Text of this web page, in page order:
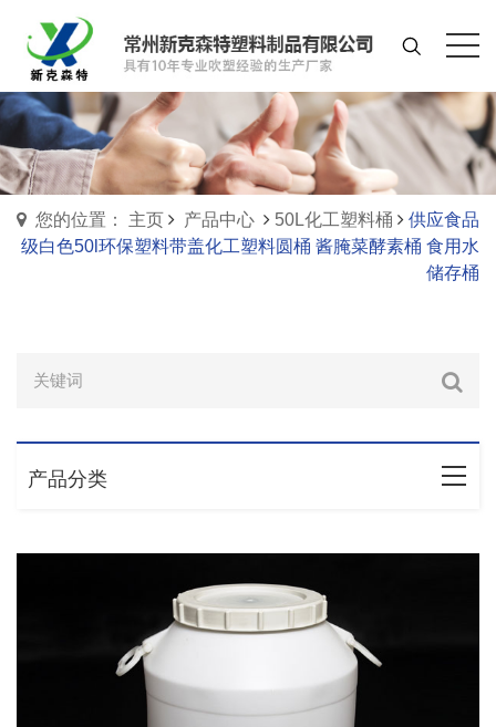
您的位置： 主页 产品中心 50L化工塑料桶
供应食品
级白色50l环保塑料带盖化工塑料圆桶 酱腌菜酵素桶 食用水
储存桶
产品分类